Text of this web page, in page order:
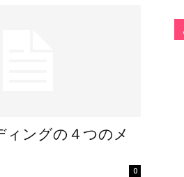
ィングの４つのメ
0